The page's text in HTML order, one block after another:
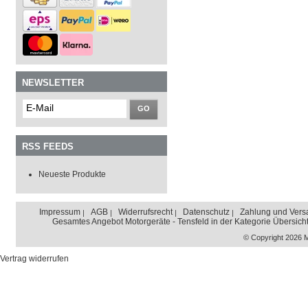
NEWSLETTER
GO
RSS FEEDS
Neueste Produkte
Impressum AGB Widerrufsrecht Datenschutz
Zahlung und
Gesamtes Angebot Motorgeräte - Tensfeld in der Kategorie Übersicht
© Copyright 2026
Vertrag widerrufen